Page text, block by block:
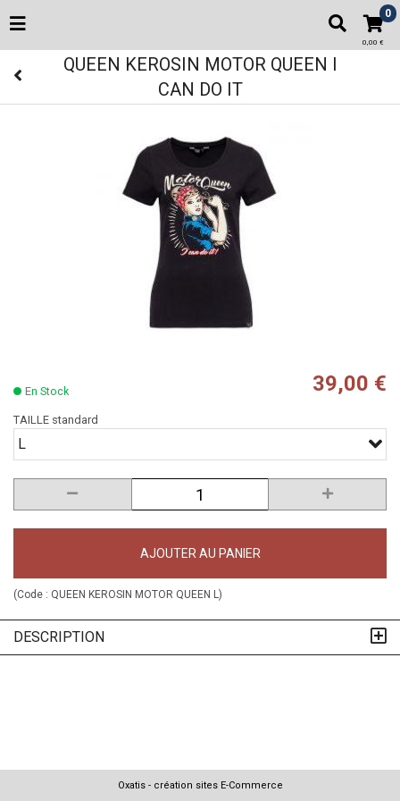
0
0,00 €
QUEEN KEROSIN MOTOR QUEEN I
CAN DO IT
En Stock 39,00 €
TAILLE standard
L
AJOUTER AU PANIER
(Code : QUEEN KEROSIN MOTOR QUEEN L)
DESCRIPTION
Oxatis - création sites E-Commerce